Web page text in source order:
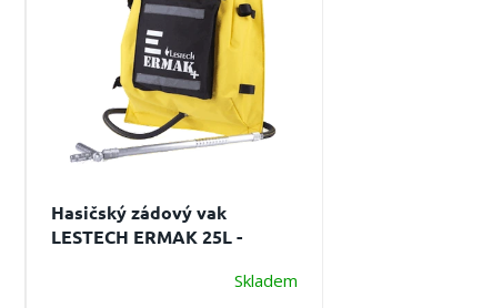
Hasičský zádový vak
LESTECH ERMAK 25L -
Skladem